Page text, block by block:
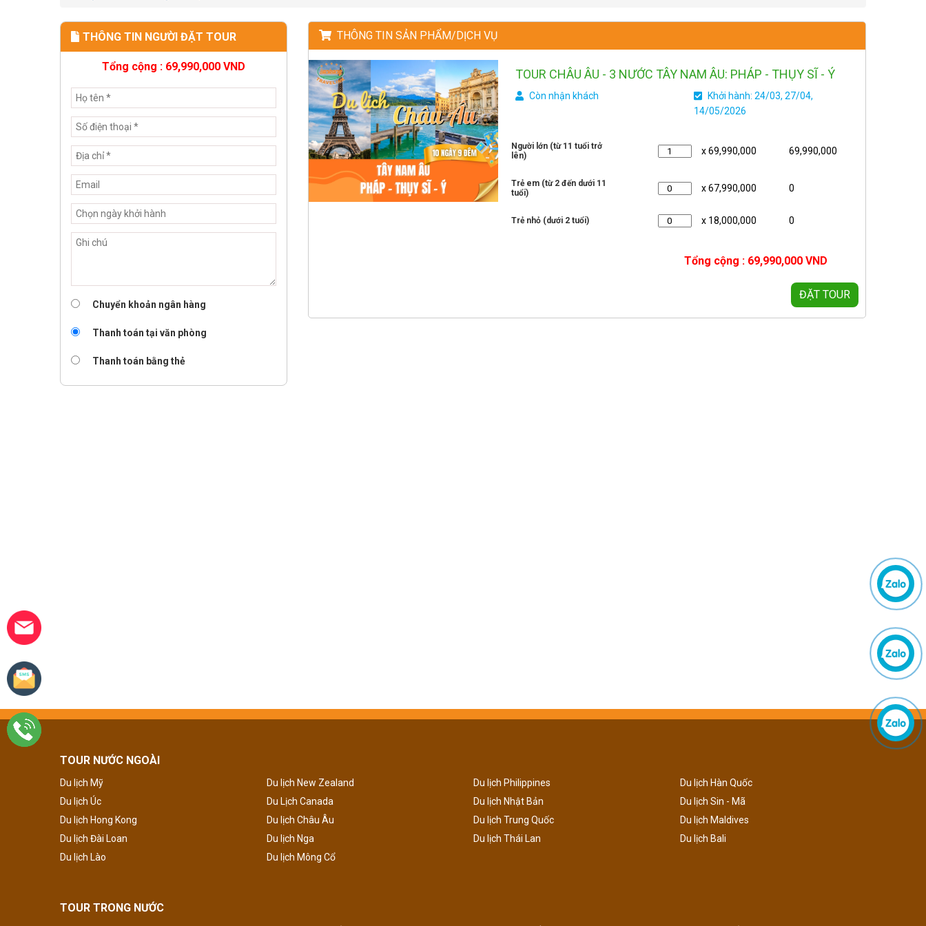
THÔNG TIN NGƯỜI ĐẶT TOUR
Tổng cộng : 69,990,000 VND
Chuyển khoản ngân hàng
Thanh toán tại văn phòng
Thanh toán bằng thẻ
THÔNG TIN SẢN PHẨM/DỊCH VỤ
TOUR CHÂU ÂU - 3 NƯỚC TÂY NAM ÂU: PHÁP - THỤY SĨ - Ý
Còn nhận khách
Khởi hành: 24/03, 27/04,
14/05/2026
Người lớn (từ 11 tuổi trở
lên)
x 69,990,000 69,990,000
Trẻ em (từ 2 đến dưới 11
tuổi)
x 67,990,000 0
Trẻ nhỏ (dưới 2 tuổi) x 18,000,000 0
Tổng cộng : 69,990,000VND
ĐẶT TOUR
TOUR NƯỚC NGOÀI
Du lịch Mỹ Du lịch New Zealand Du lịch Philippines
Du lịch Hàn Quốc
Du lịch Úc
Du Lịch Canada Du lịch Nhật Bản
Du lịch Sin - Mã
Du lịch Hong Kong
Du lịch Châu Âu Du lịch Trung Quốc
Du lịch Maldives
Du lịch Đài Loan
Du lịch Nga Du lịch Thái Lan
Du lịch Bali
Du lịch Lào
Du lịch Mông Cổ
TOUR TRONG NƯỚC